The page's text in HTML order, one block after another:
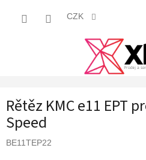
CZK
Rětěz KMC e11 EPT
Speed
BE11TEP22